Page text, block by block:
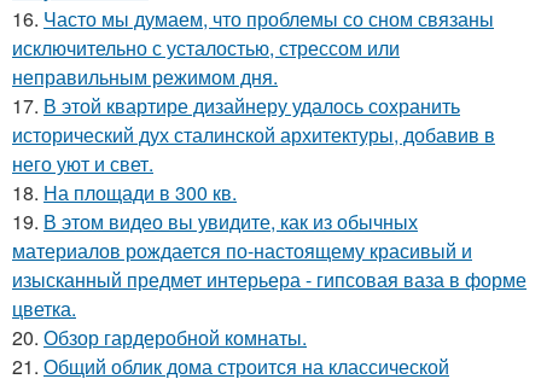
16. Часто мы думаем, что проблемы со сном связаны
исключительно с усталостью, стрессом или
неправильным режимом дня.
17. В этой квартире дизайнеру удалось сохранить
исторический дух сталинской архитектуры, добавив в
него уют и свет.
18. На площади в 300 кв.
19. В этом видео вы увидите, как из обычных
материалов рождается по-настоящему красивый и
изысканный предмет интерьера - гипсовая ваза в форме
цветка.
20. Обзор гардеробной комнаты.
21. Общий облик дома строится на классической